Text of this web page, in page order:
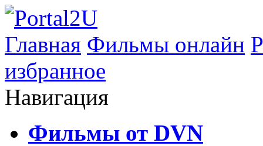
Главная Фильмы онлайн
избранное
Навигация
Фильмы от DVN